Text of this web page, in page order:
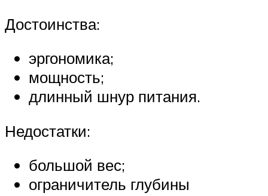
Достоинства:
эргономика;
мощность;
длинный шнур питания.
Недостатки:
большой вес;
ограничитель глубины